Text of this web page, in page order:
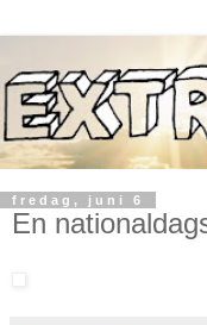
fredag, juni 6
En